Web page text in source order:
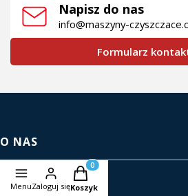
Napisz do nas
info@maszyny-
Formularz
Linki w stopce
O NAS
Kontakt i dane firmy
MenuZaloguj się
Produkty w koszyku: 0.
Koszyk